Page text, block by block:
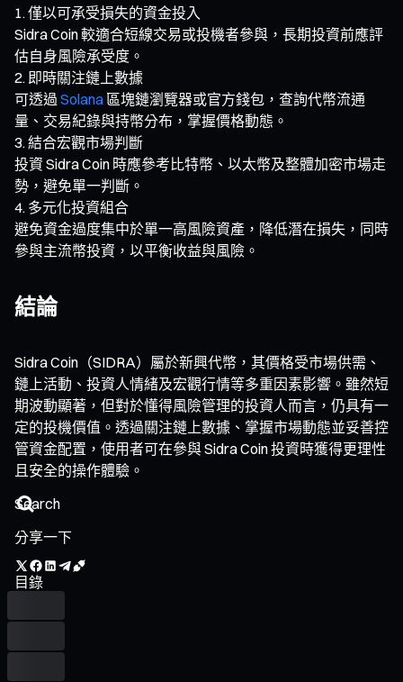
僅以可承受損失的資金投入
Sidra Coin 較適合短線交易或投機者參與，長期投資前應評
估自身風險承受度。
即時關注鏈上數據
可透過 Solana 區塊鏈瀏覽器或官方錢包，查詢代幣流通
量、交易紀錄與持幣分布，掌握價格動態。
結合宏觀市場判斷
投資 Sidra Coin 時應參考比特幣、以太幣及整體加密市場走
勢，避免單一判斷。
多元化投資組合
避免資金過度集中於單一高風險資產，降低潛在損失，同時
參與主流幣投資，以平衡收益與風險。
結論
Sidra Coin（SIDRA）屬於新興代幣，其價格受市場供需、
鏈上活動、投資人情緒及宏觀行情等多重因素影響。雖然短
期波動顯著，但對於懂得風險管理的投資人而言，仍具有一
定的投機價值。透過關注鏈上數據、掌握市場動態並妥善控
管資金配置，使用者可在參與 Sidra Coin 投資時獲得更理性
且安全的操作體驗。
分享一下
目錄